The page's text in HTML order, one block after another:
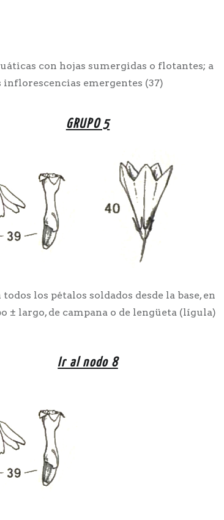
con hojas sumergidas o flotantes; a
inflorescencias emergentes (37)
GRUPO 5
los pétalos soldados desde la base, en
± largo, de campana o de lengüeta (lígula)
Ir al nodo 8